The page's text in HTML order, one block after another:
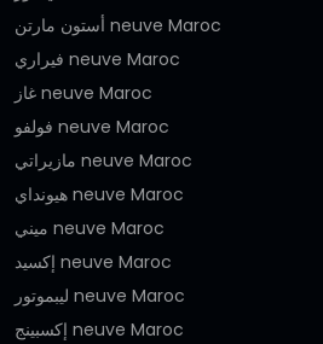
أستون مارتن neuve Maroc
فيراري neuve Maroc
غاز neuve Maroc
فولفو neuve Maroc
مازيراتي neuve Maroc
هيونداي neuve Maroc
ميني neuve Maroc
إكسيد neuve Maroc
ليبموتور neuve Maroc
إكسبينج neuve Maroc